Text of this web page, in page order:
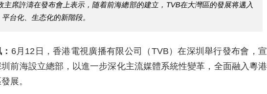
主席許濤在發布會上表示，随着前海總部的建立，TVB在大灣區的發展将邁入
平台化、生态化的新階段。
6月12日，香港電視廣播有限公司（TVB）在深圳舉行發布會，宣
前海設立總部，以進一步深化主流媒體系統性變革，全面融入粵港
展。